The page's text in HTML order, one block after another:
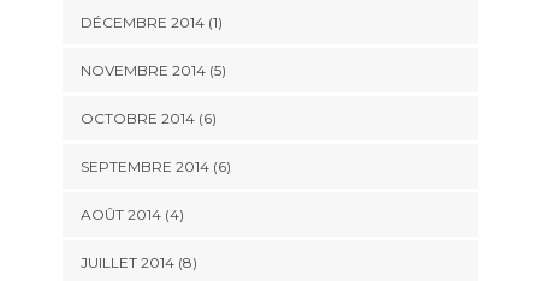
DÉCEMBRE 2014 (1)
NOVEMBRE 2014 (5)
OCTOBRE 2014 (6)
SEPTEMBRE 2014 (6)
AOÛT 2014 (4)
JUILLET 2014 (8)